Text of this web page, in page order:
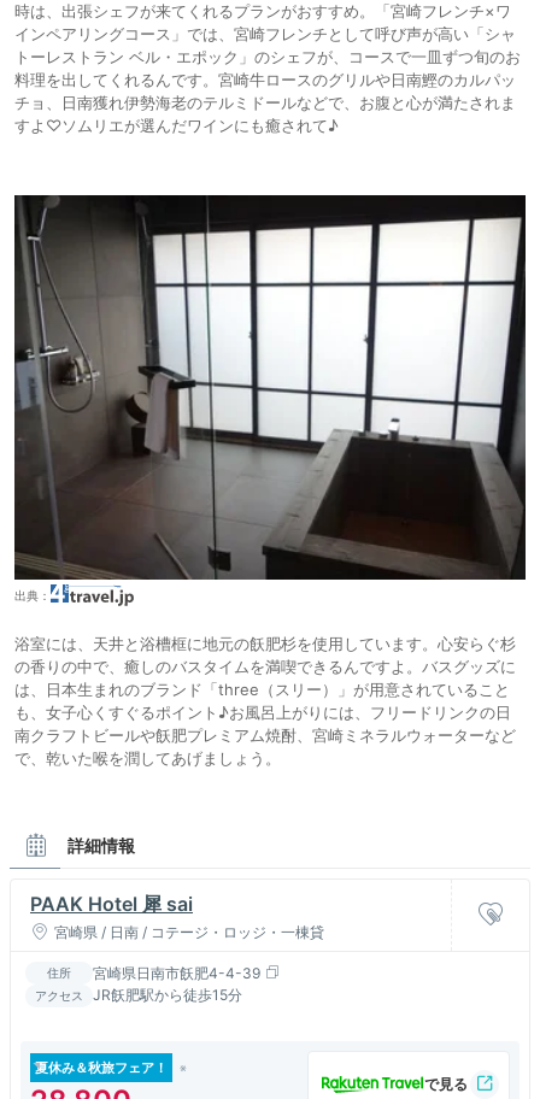
時は、出張シェフが来てくれるプランがおすすめ。「宮崎フレンチ×ワ
インペアリングコース」では、宮崎フレンチとして呼び声が高い「シャ
トーレストラン ベル・エポック」のシェフが、コースで一皿ずつ旬のお
料理を出してくれるんです。宮崎牛ロースのグリルや日南鰹のカルパッ
チョ、日南獲れ伊勢海老のテルミドールなどで、お腹と心が満たされま
すよ♡ソムリエが選んだワインにも癒されて♪
出典：
浴室には、天井と浴槽框に地元の飫肥杉を使用しています。心安らぐ杉
の香りの中で、癒しのバスタイムを満喫できるんですよ。バスグッズに
は、日本生まれのブランド「three（スリー）」が用意されていること
も、女子心くすぐるポイント♪お風呂上がりには、フリードリンクの日
南クラフトビールや飫肥プレミアム焼酎、宮崎ミネラルウォーターなど
で、乾いた喉を潤してあげましょう。
詳細情報
PAAK Hotel 犀 sai
宮崎県 / 日南 / コテージ・ロッジ・一棟貸
住所 宮崎県日南市飫肥4-4-39
アクセス JR飫肥駅から徒歩15分
夏休み＆秋旅フェア！